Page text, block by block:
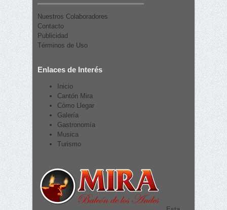
Nuestros Colaboradores
Contacto
Publicidad
Términos de Uso
Enlaces de Interés
Inicio
Cantón Mira
Cómo Llegar
Galería
Gastronomía
Musica
Turismo